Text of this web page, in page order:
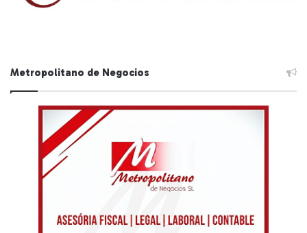
Metropolitano de Negocios